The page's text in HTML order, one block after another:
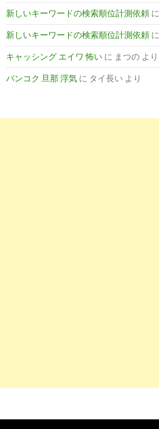
新しいキーワードの検索順位計測依頼 に
新しいキーワードの検索順位計測依頼 に
キャッシング エイワ 怖い に まつの より
バンコク 旦那 浮気 に タイ長い より